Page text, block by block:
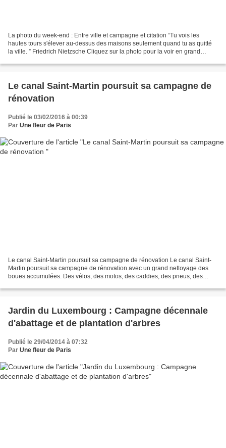
La photo du week-end : Entre ville et campagne et citation “Tu vois les
hautes tours s'élever au-dessus des maisons seulement quand tu as quitté
la ville. ” Friedrich Nietzsche Cliquez sur la photo pour la voir en grand
Le canal Saint-Martin poursuit sa campagne de
rénovation
Publié le 03/02/2016 à 00:39
Par Une fleur de Paris
Le canal Saint-Martin poursuit sa campagne de rénovation Le canal Saint-
Martin poursuit sa campagne de rénovation avec un grand nettoyage des
boues accumulées. Des vélos, des motos, des caddies, des pneus, des
Jardin du Luxembourg : Campagne décennale
d'abattage et de plantation d'arbres
Publié le 29/04/2014 à 07:32
Par Une fleur de Paris